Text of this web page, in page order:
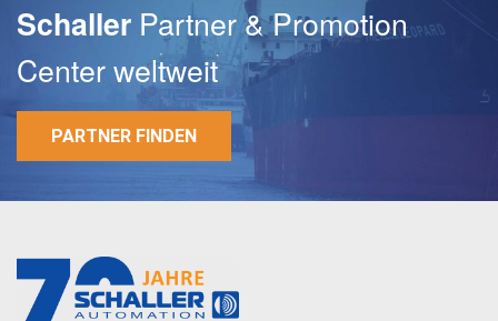
Schaller Partner & Promotion
Center weltweit
PARTNER FINDEN